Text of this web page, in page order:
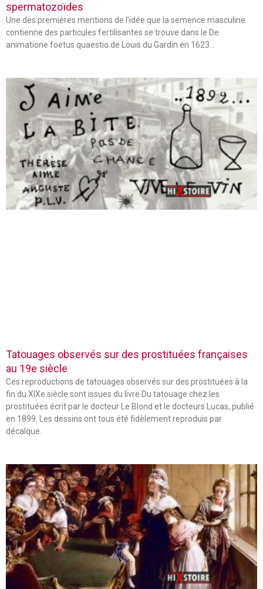
spermatozoïdes
Une des premières mentions de l’idée que la semence masculine
contienne des particules fertilisantes se trouve dans le De
animatione foetus quaestio de Louis du Gardin en 1623…
Tatouages observés sur des prostituées françaises
au 19e siècle
Ces reproductions de tatouages observés sur des prostituées à la
fin du XIXe siècle sont issues du livre Du tatouage chez les
prostituées écrit par le docteur Le Blond et le docteurs Lucas, publié
en 1899. Les dessins ont tous été fidèlement reproduis par
décalque.